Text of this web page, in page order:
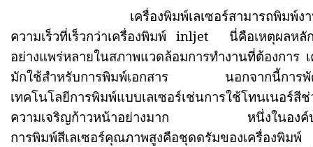
เครื่องพิมพ์เลเซอร์สามารถพิมพ์
ความเร็วที่เร็วกว่าเครื่องพิมพ์inljet
นี่คือเหตุผลหลั
อย่างแพร่หลายในสภาพแวดล้อมการทำงานที่ต้องการ เ
มักใช้สำหรับการพิมพ์เอกสาร
นอกจากนี้การ
เทคโนโลยีการพิมพ์แบบเลเซอร์เช่นการใช้โทนเนอร์สี
ความเจริญก้าวหน้าอย่างมาก
หนึ่งในอง
การพิมพ์สีเลเซอร์คุณภาพสูงคือชุดดรัมของเครื่องพิ